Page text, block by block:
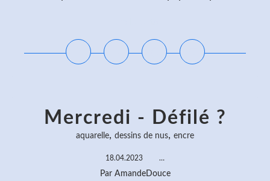
Mercredi - Défilé ?
aquarelle, dessins de nus, encre
18.04.2023 …
Par AmandeDouce